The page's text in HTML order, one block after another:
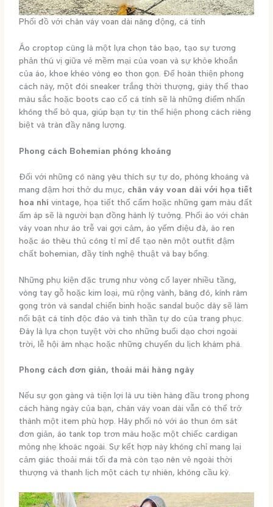
Phối đồ với chân váy voan dài năng động, cá tính
Áo croptop cũng là một lựa chọn táo bạo, tạo sự tương
phản thú vị giữa vẻ mềm mại của voan và sự khỏe khoắn
của áo, khoe khéo vòng eo thon gọn. Để hoàn thiện phong
cách này, một đôi sneaker trắng thời thượng, giày thể thao
màu sắc hoặc boots cao cổ cá tính sẽ là những điểm nhấn
không thể bỏ qua, giúp bạn tự tin thể hiện phong cách riêng
biệt và tràn đầy năng lượng.
Phong cách Bohemian phóng khoáng
Đối với những cô nàng yêu thích sự tự do, phóng khoáng và
mang đậm hơi thở du mục, chân váy voan dài với họa tiết
hoa nhí vintage, họa tiết thổ cẩm hoặc những gam màu đất
ấm áp sẽ là người bạn đồng hành lý tưởng. Phối áo với chân
váy voan như áo trễ vai gợi cảm, áo yếm điệu đà, áo ren
hoặc áo thêu thủ công tỉ mỉ để tạo nên một outfit đậm
chất bohemian, đầy tính nghệ thuật và bay bổng.
Những phụ kiện đặc trưng như vòng cổ layer nhiều tầng,
vòng tay gỗ hoặc kim loại, mũ rộng vành, băng đô, kính râm
gọng tròn và sandal chiến binh hoặc sandal buộc dây sẽ làm
nổi bật cá tính độc đáo và tinh thần tự do của trang phục.
Đây là lựa chọn tuyệt vời cho những buổi dạo chơi ngoài
trời, lễ hội âm nhạc hoặc những chuyến du lịch khám phá.
Phong cách đơn giản, thoải mái hàng ngày
Nếu sự gọn gàng và tiện lợi là ưu tiên hàng đầu trong phong
cách hàng ngày của bạn, chân váy voan dài vẫn có thể trở
thành một item phù hợp. Hãy phối nó với áo thun ôm sát
đơn giản, áo tank top trơn màu hoặc một chiếc cardigan
mỏng nhẹ khoác ngoài. Sự kết hợp này không chỉ mang lại
cảm giác thoải mái tối đa mà còn tạo nên vẻ ngoài thời
thượng và thanh lịch một cách tự nhiên, không cầu kỳ.